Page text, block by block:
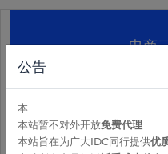
电商
公告
本
本站暂不对外开放免费代理
本站旨在为广大IDC同行提供优